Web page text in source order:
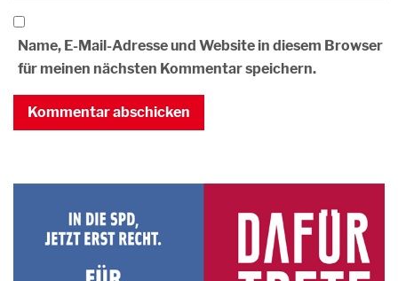
Name, E-Mail-Adresse und Website in diesem Browser
für meinen nächsten Kommentar speichern.